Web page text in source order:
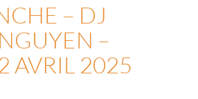
– DJ
–
AVRIL 2025